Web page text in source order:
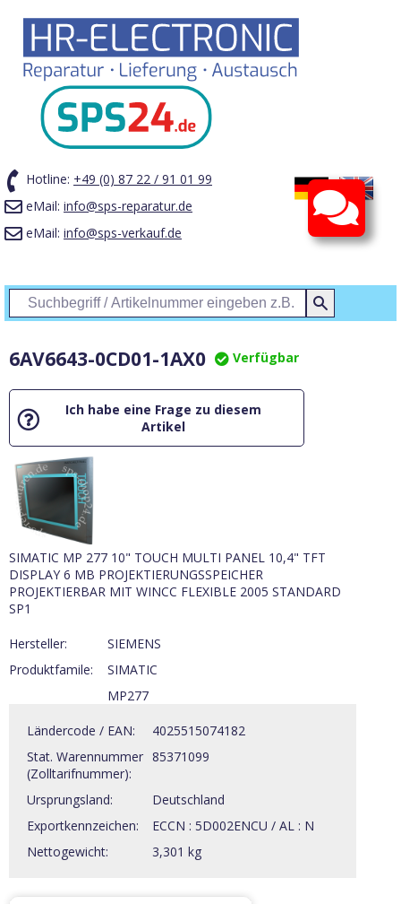
Hotline: +49 (0) 87 22 / 91 01 99
eMail: info@sps-reparatur.de
eMail: info@sps-verkauf.de
6AV6643-0CD01-1AX0 Verfügbar
Ich habe eine Frage zu diesem
Artikel
SIMATIC MP 277 10" TOUCH MULTI PANEL 10,4" TFT
DISPLAY 6 MB PROJEKTIERUNGSSPEICHER
PROJEKTIERBAR MIT WINCC FLEXIBLE 2005 STANDARD
SP1
Hersteller:
SIEMENS
Produktfamile:
SIMATIC
MP277
Ländercode / EAN:
4025515074182
Stat. Warennummer
(Zolltarifnummer):
85371099
Ursprungsland:
Deutschland
Exportkennzeichen:
ECCN : 5D002ENCU / AL : N
Nettogewicht:
3,301 kg